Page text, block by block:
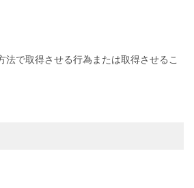
で取得させる行為または取得させるこ